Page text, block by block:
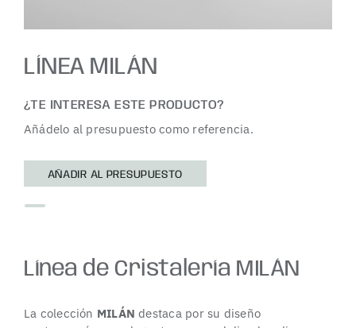
LÍNEA MILÁN
¿TE INTERESA ESTE PRODUCTO?
Añádelo al presupuesto como referencia.
AÑADIR AL PRESUPUESTO
Línea de Cristalería MILÁN
La colección MILÁN destaca por su diseño